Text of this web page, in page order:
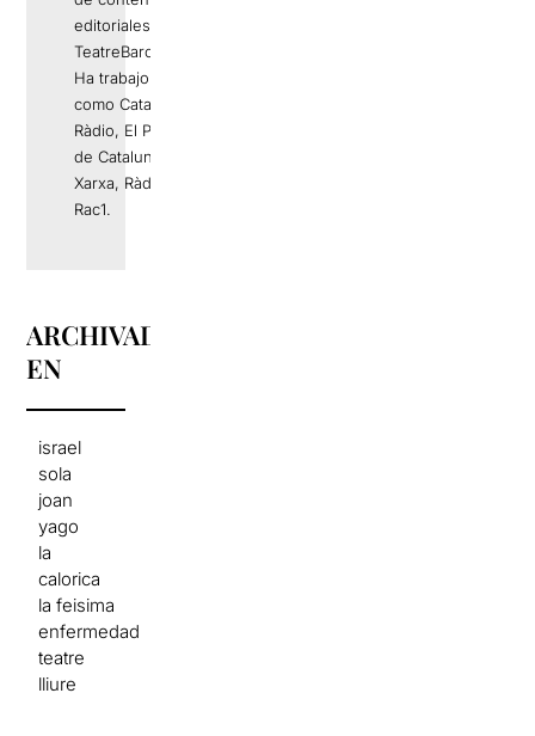
editoriales de
TeatreBarcelona.com.
Ha trabajo en medios
como Catalunya
Ràdio, El Periódico
de Catalunya, La
Xarxa, Ràdio 4 o
Rac1.
ARCHIVADO
EN
israel
sola
joan
yago
la
calorica
la feisima
enfermedad
teatre
lliure